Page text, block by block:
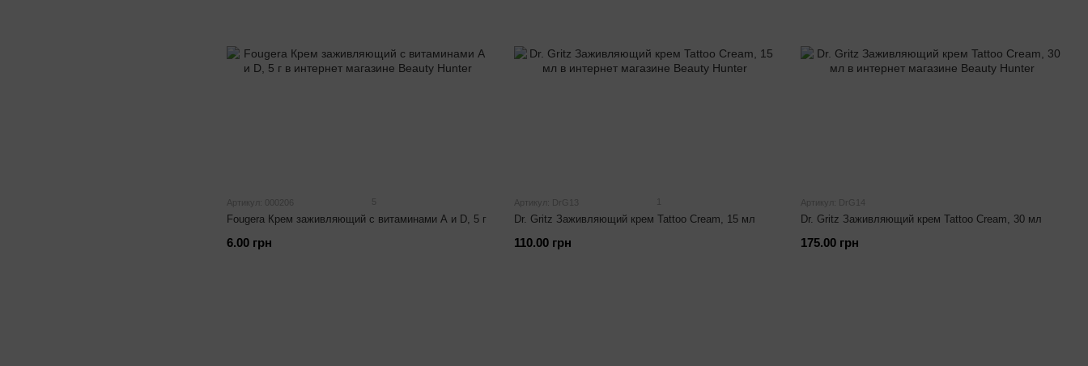
Артикул: 000206 5
Fougera Крем заживляющий с витаминами A и D, 5 г
6.00 грн
Артикул: DrG13
Dr. Gritz Заживляющий крем Tattoo Cream, 15 мл
110.00 грн
Артикул: DrG14
Dr. Gritz Заживляющий крем Tattoo Cream, 30 мл
175.00 грн